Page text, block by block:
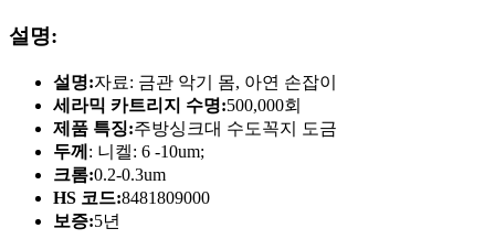
설명:
설명:자료: 금관 악기 몸, 아연 손잡이
세라믹 카트리지 수명:500,000회
제품 특징:주방싱크대 수도꼭지 도금
두께 : 니켈: 6 -10um;
크롬:0.2-0.3um
HS 코드:8481809000
보증:5년